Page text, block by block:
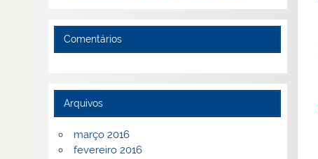
Comentários
Arquivos
março 2016
fevereiro 2016